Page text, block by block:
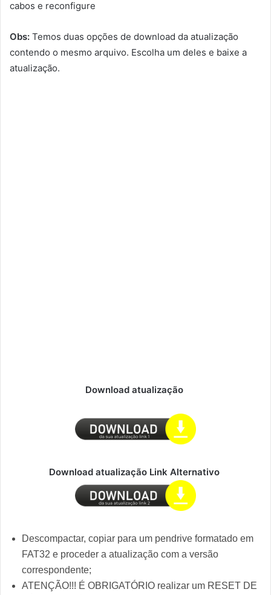
cabos e reconfigure
Obs: Temos duas opções de download da atualização
contendo o mesmo arquivo. Escolha um deles e baixe a
atualização.
Download atualização
Download atualização Link Alternativo
Descompactar, copiar para um pendrive formatado em
FAT32 e proceder a atualização com a versão
correspondente;
ATENÇÃO!!! É OBRIGATÓRIO realizar um RESET DE